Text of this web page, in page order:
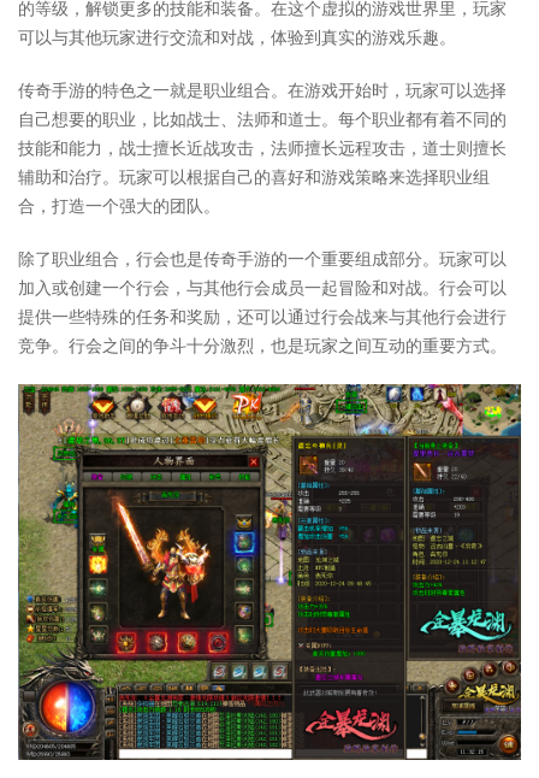
的等级，解锁更多的技能和装备。在这个虚拟的游戏世界里，玩家
可以与其他玩家进行交流和对战，体验到真实的游戏乐趣。
传奇手游的特色之一就是职业组合。在游戏开始时，玩家可以选择
自己想要的职业，比如战士、法师和道士。每个职业都有着不同的
技能和能力，战士擅长近战攻击，法师擅长远程攻击，道士则擅长
辅助和治疗。玩家可以根据自己的喜好和游戏策略来选择职业组
合，打造一个强大的团队。
除了职业组合，行会也是传奇手游的一个重要组成部分。玩家可以
加入或创建一个行会，与其他行会成员一起冒险和对战。行会可以
提供一些特殊的任务和奖励，还可以通过行会战来与其他行会进行
竞争。行会之间的争斗十分激烈，也是玩家之间互动的重要方式。